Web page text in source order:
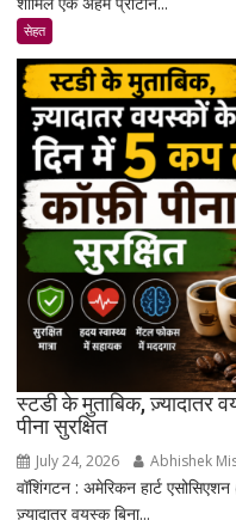
सेहत
स्टडी के मुताबिक, ज़्यादातर
पीना सुरक्षित
July 24, 2026 Abhishek
वॉशिंगटन : अमेरिकन हार्ट
ज़्यादातर वयस्क बिना...